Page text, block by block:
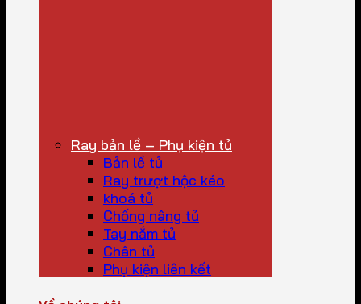
Ray bản lề – Phụ kiện tủ
Bản lề tủ
Ray trượt hộc kéo
khoá tủ
Chống nâng tủ
Tay nắm tủ
Chân tủ
Phụ kiện liên kết